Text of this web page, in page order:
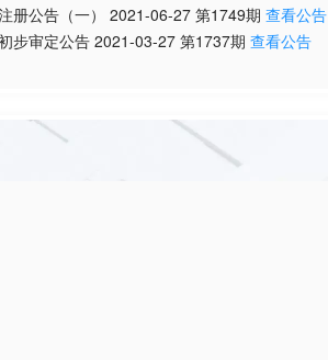
册公告（一）
2021-06-27 第1749期 查看公告
步审定公告 2021-03-27 第1737期 查看公告